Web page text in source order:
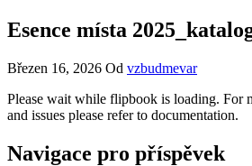
Esence místa
Březen 16, 2026 Od vzbudmevar
Please wait while flipbook is loading. For
and issues please refer to documentation.
Navigace pro příspěvek